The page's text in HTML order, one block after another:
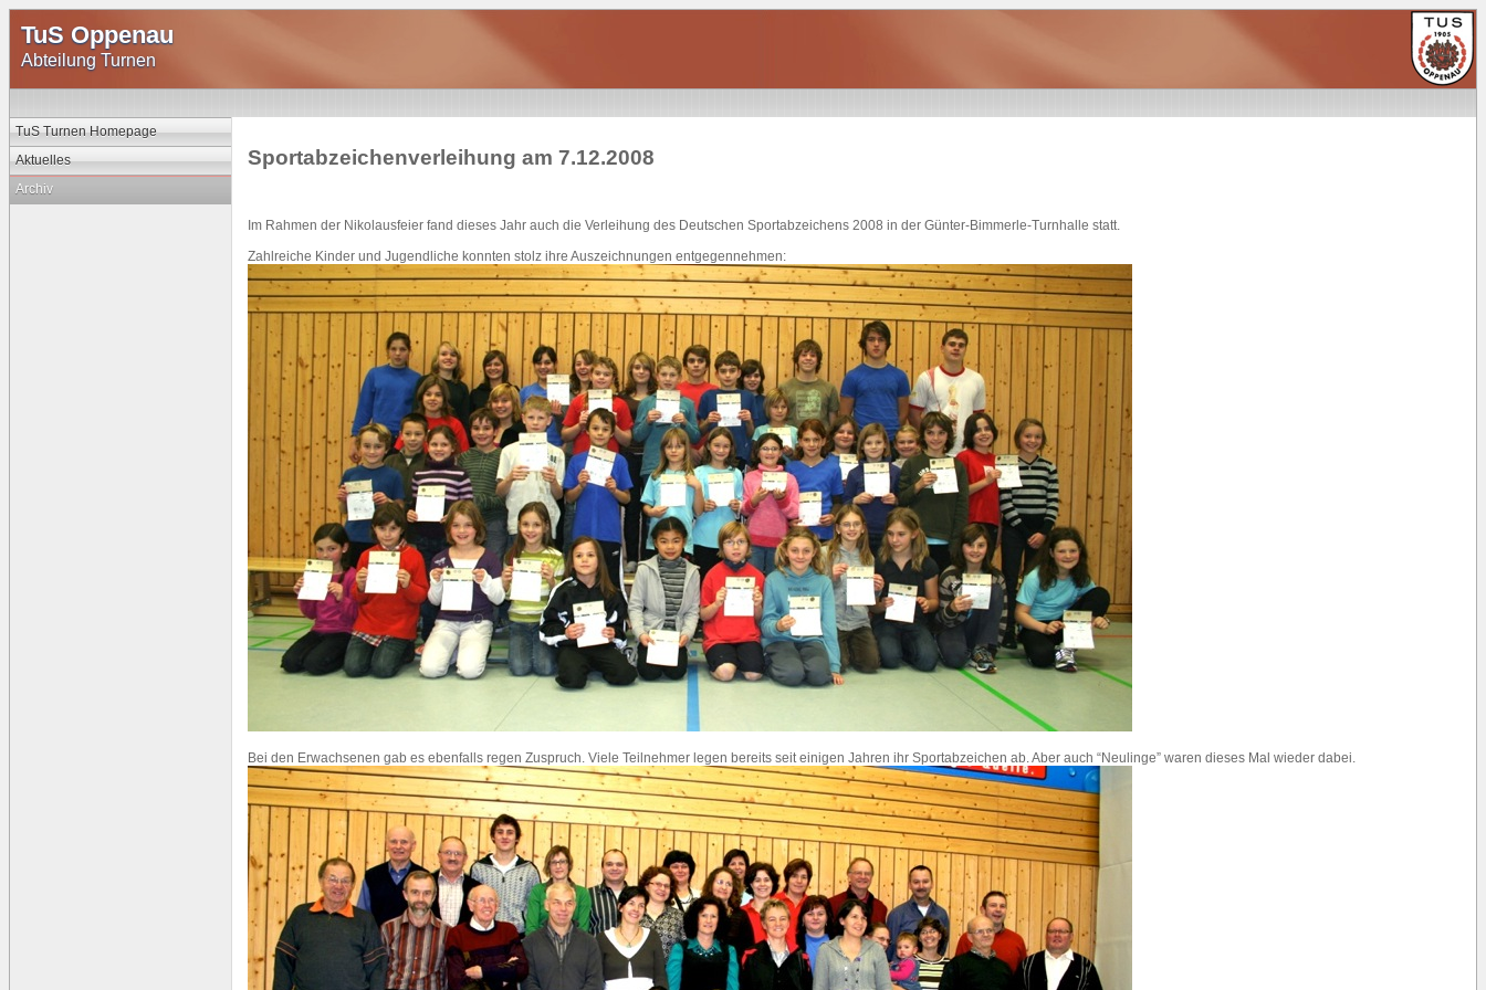
TuS Oppenau
Abteilung Turnen
TuS Turnen Homepage
Aktuelles
Archiv
Sportabzeichenverleihung am 7.12.2008
Im Rahmen der Nikolausfeier fand dieses Jahr auch die Verleihung des Deutschen Sportabzeichens 2008 in der Günter-Bimmerle-Turnhalle statt.
Zahlreiche Kinder und Jugendliche konnten stolz ihre Auszeichnungen entgegennehmen:
Bei den Erwachsenen gab es ebenfalls regen Zuspruch. Viele Teilnehmer legen bereits seit einigen Jahren ihr Sportabzeichen ab. Aber auch “Neulinge” waren dieses Mal wieder dabei.